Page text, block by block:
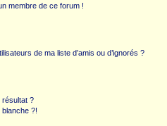
membre de ce forum !
de ma liste d’amis ou d’ignorés ?
résultat ?
?!